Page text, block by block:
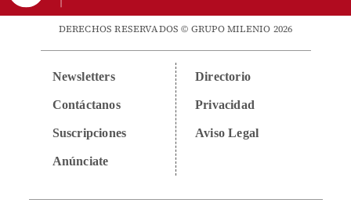
DERECHOS RESERVADOS © GRUPO MILENIO 2026
Newsletters
Contáctanos
Suscripciones
Anúnciate
Directorio
Privacidad
Aviso Legal